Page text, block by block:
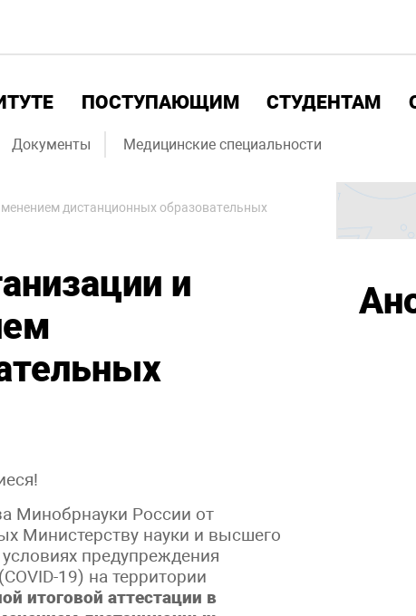
ПОСТУПАЮЩИМ СТУДЕНТАМ
Документы Медицинские специальности
дистанционных образовательных
и
Минобрнауки России от
Министерству науки и высшего
предупреждения
19) на территории
итоговой аттестации в